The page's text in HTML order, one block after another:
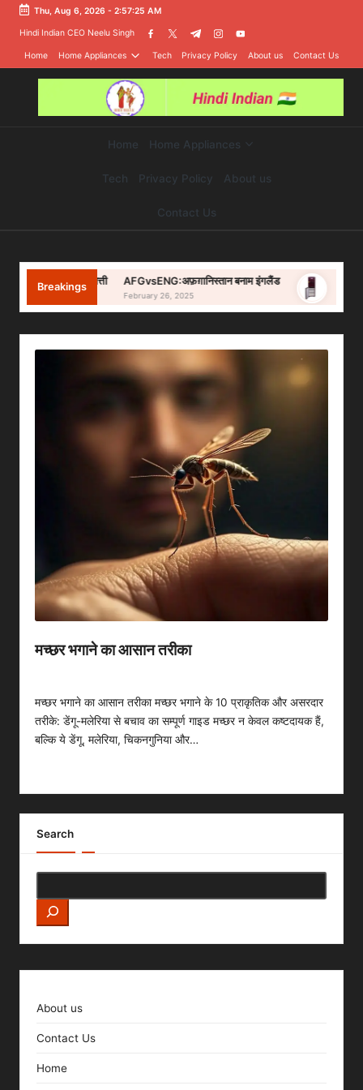
Skip
content
Thu, Aug 6, 2026 - 2:57:25 AM
Hindi Indian CEO Neelu Singh facebook.com
twitter.com
t.me instagram.com
youtube.com
Home
Home Appliances Tech Privacy Policy About us Contact Us
Home Home Appliances
Tech Privacy Policy About us
Contact Us
Breakings
मारने वाली अगरबत्ती AFGvsENG:अफ़ग़ानिस्तान बनाम इंगलैंड
February 26, 2025 February
मच्छर भगाने का आसान तरीका
by
मच्छर भगाने का आसान तरीका मच्छर भगाने के 10 प्राकृतिक और असरदार
तरीके: डेंगू-मलेरिया से बचाव का सम्पूर्ण गाइड मच्छर न केवल कष्टदायक हैं,
बल्कि ये डेंगू, मलेरिया, चिकनगुनिया और…
Search
About us
Contact Us
Home